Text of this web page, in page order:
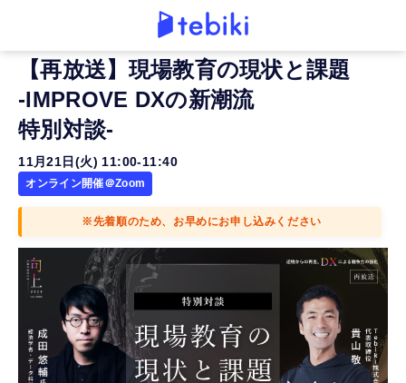
【再放送】現場教育の現状と課題
-IMPROVE DXの新潮流
特別対談-
11月21日(火) 11:00-11:40
オンライン開催＠Zoom
※先着順のため、お早めにお申し込みください